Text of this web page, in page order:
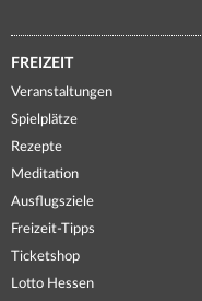
FREIZEIT
Veranstaltungen
Spielplätze
Rezepte
Meditation
Ausflugsziele
Freizeit-Tipps
Ticketshop
Lotto Hessen